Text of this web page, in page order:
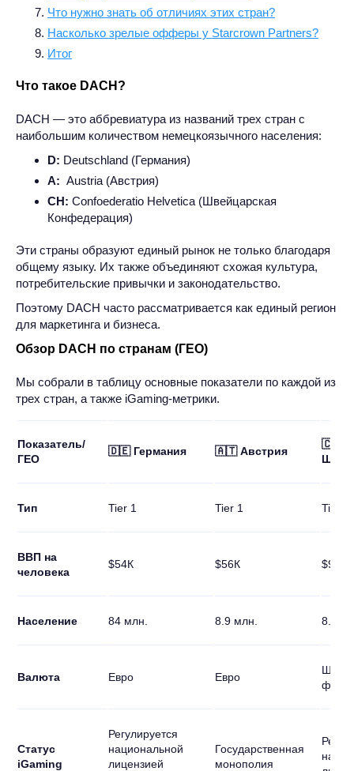
Что нужно знать об отличиях этих стран?
Насколько зрелые офферы у Starcrown Partners?
Итог
Что такое DACH?
DACH — это аббревиатура из названий трех стран с
наибольшим количеством немецкоязычного населения:
D: Deutschland (Германия)
А: Austria (Австрия)
CH: Confoederatio Helvetica (Швейцарская
Конфедерация)
Эти страны образуют единый рынок не только благодаря
общему языку. Их также объединяют схожая культура,
потребительские привычки и законодательство.
Поэтому DACH часто рассматривается как единый регион
для маркетинга и бизнеса.
Обзор DACH по странам (ГЕО)
Мы собрали в таблицу основные показатели по каждой из
трех стран, а также iGaming-метрики.
Показатель/
ГЕО
🇩🇪 Германия 🇦🇹 Австрия
🇨🇭
Тип Tier 1 Tier 1 Tier 1
ВВП на
человека
$54К $56К $99К
Население 84 млн. 8.9 млн. 8.8
Валюта Eвро Eвро
франк
Статус
iGaming
Регулируется
национальной
лицензией
Государственная
монополия